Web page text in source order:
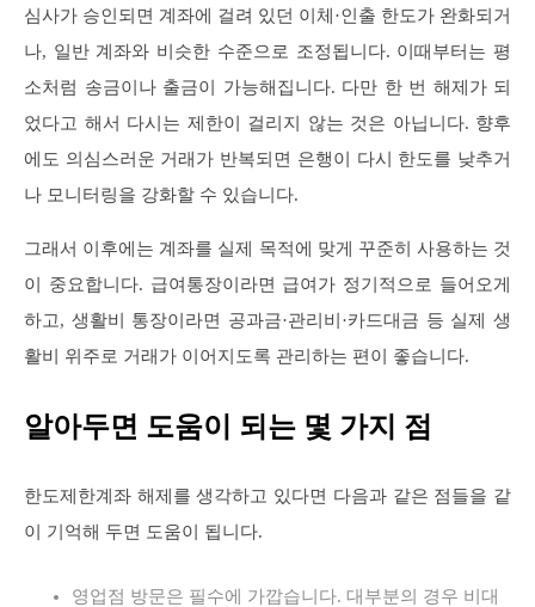
심사가 승인되면 계좌에 걸려 있던 이체·인출 한도가 완화되거
나, 일반 계좌와 비슷한 수준으로 조정됩니다. 이때부터는 평
소처럼 송금이나 출금이 가능해집니다. 다만 한 번 해제가 되
었다고 해서 다시는 제한이 걸리지 않는 것은 아닙니다. 향후
에도 의심스러운 거래가 반복되면 은행이 다시 한도를 낮추거
나 모니터링을 강화할 수 있습니다.
그래서 이후에는 계좌를 실제 목적에 맞게 꾸준히 사용하는 것
이 중요합니다. 급여통장이라면 급여가 정기적으로 들어오게
하고, 생활비 통장이라면 공과금·관리비·카드대금 등 실제 생
활비 위주로 거래가 이어지도록 관리하는 편이 좋습니다.
알아두면 도움이 되는 몇 가지 점
한도제한계좌 해제를 생각하고 있다면 다음과 같은 점들을 같
이 기억해 두면 도움이 됩니다.
영업점 방문은 필수에 가깝습니다. 대부분의 경우 비대